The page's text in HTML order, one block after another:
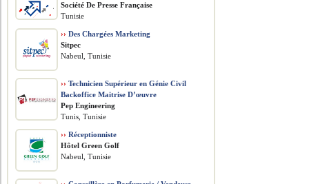
Société De Presse Française
Tunisie
›› Des Chargées Marketing
Sitpec
Nabeul, Tunisie
›› Technicien Supérieur en Génie Civil
Backoffice Maitrise D’œuvre
Pep Engineering
Tunis, Tunisie
›› Réceptionniste
Hôtel Green Golf
Nabeul, Tunisie